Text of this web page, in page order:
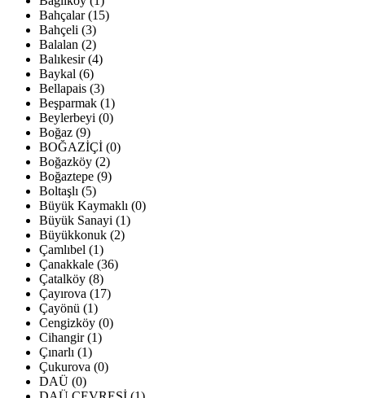
Bahçalar (15)
Bahçeli (3)
Balalan (2)
Balıkesir (4)
Baykal (6)
Bellapais (3)
Beşparmak (1)
Beylerbeyi (0)
Boğaz (9)
BOĞAZİÇİ (0)
Boğazköy (2)
Boğaztepe (9)
Boltaşlı (5)
Büyük Kaymaklı (0)
Büyük Sanayi (1)
Büyükkonuk (2)
Çamlıbel (1)
Çanakkale (36)
Çatalköy (8)
Çayırova (17)
Çayönü (1)
Cengizköy (0)
Cihangir (1)
Çınarlı (1)
Çukurova (0)
DAÜ (0)